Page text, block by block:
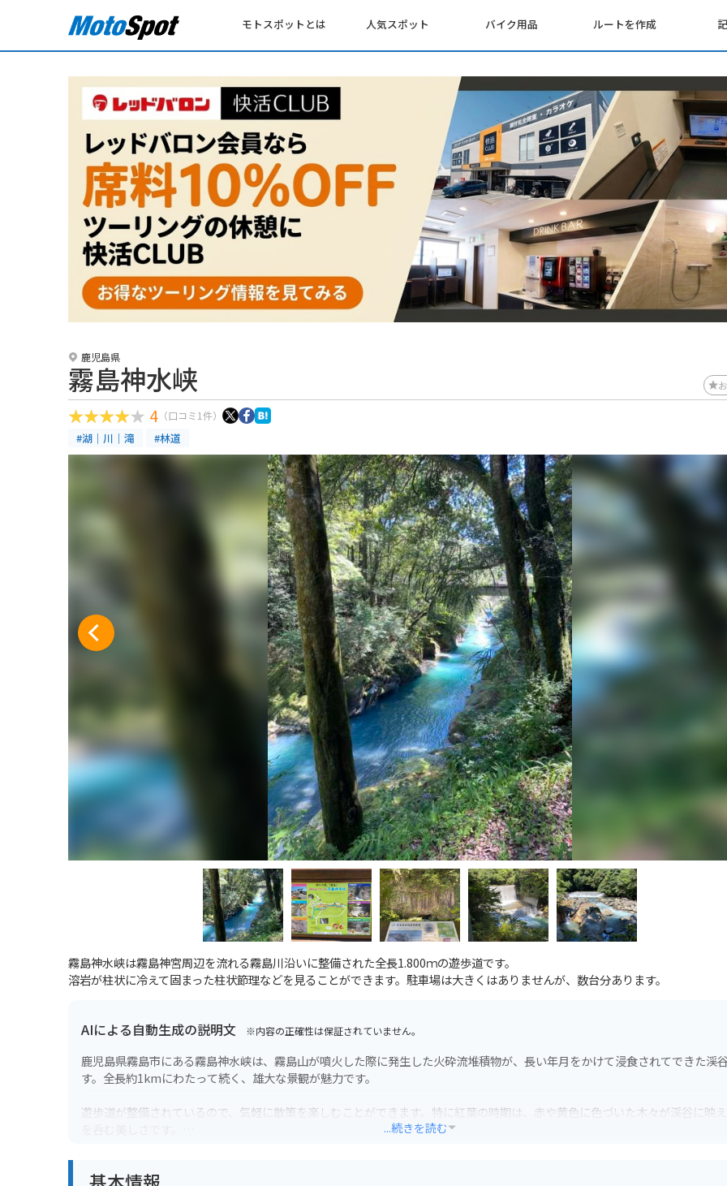
モトスポットとは 人気スポット バイク用品 ルートを作成
鹿児島県
霧島神水峡
4 （口コミ1件）
#湖｜川｜滝 #林道
霧島神水峡は霧島神宮周辺を流れる霧島川沿いに整備された全長1.800ｍの遊歩道です。
溶岩が柱状に冷えて固まった柱状節理などを見ることができます。駐車場は大きくはありませんが、数台分あります。
AIによる自動生成の説明文 ※内容の正確性は保証されていません。
鹿児島県霧島市にある霧島神水峡は、霧島山が噴火した際に発生した火砕流堆積物が、長い年月をかけて浸食されてできた渓
す。全長約1kmにわたって続く、雄大な景観が魅力です。
遊歩道が整備されているので、気軽に散策を楽しむことができます。特に紅葉の時期は、赤や黄色に色づいた木々が渓谷に映
辺には、霧島神宮や霧島温泉郷などの観光スポットもあるので、合わせて訪れてみるのもおすすめです。
...続きを読む